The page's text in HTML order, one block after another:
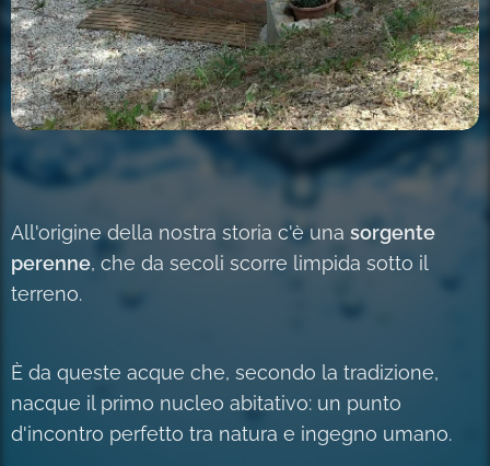
All'origine della nostra storia c'è una sorgente
perenne, che da secoli scorre limpida sotto il
terreno.
È da queste acque che, secondo la tradizione,
nacque il primo nucleo abitativo: un punto
d'incontro perfetto tra natura e ingegno umano.